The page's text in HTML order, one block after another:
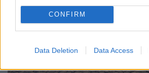
CONFIRM
Data Deletion Data Access